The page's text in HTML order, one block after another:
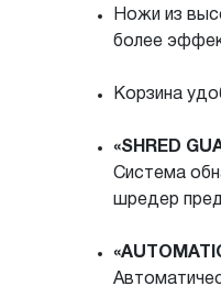
Ножи из
более
Корзина
«SHRED
Система
шредер